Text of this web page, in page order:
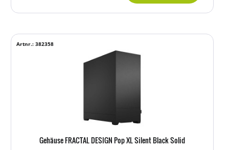
Gehäuse FRACTAL DESIGN Pop XL Silent Black Solid
Artnr.: 382358